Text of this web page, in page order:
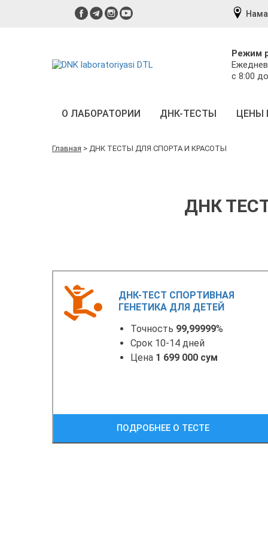
Режим
с 8:00
О ЛАБОРАТОРИИ ДНК-ТЕСТЫ ЦЕНЫ
Главная > ДНК ТЕСТЫ ДЛЯ СПОРТА И КРАСОТЫ
ДНК
ДНК-ТЕСТ СПОРТИВНАЯ
ГЕНЕТИКА ДЛЯ ДЕТЕЙ
Точность 99,99999%
Срок 10-14 дней
Цена 1 699 000 сум
ПОДРОБНЕЕ О ТЕСТЕ